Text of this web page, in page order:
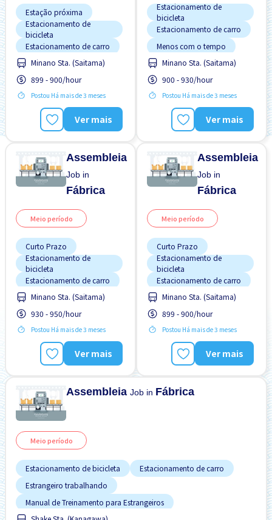
Estação próxima
Estacionamento de
bicicleta
Estacionamento de carro
Mais com o tempo
Preferência por Homens
Sem experiência OK
Turno noturno
Minano Sta. (Saitama)
899 - 900/hour
Postou Há mais de 3 meses
Ver mais
Estacionamento de
bicicleta
Estacionamento de carro
Menos com o tempo
Preferência por Homens
Preferência por Mulheres
Sem experiência OK
Minano Sta. (Saitama)
900 - 930/hour
Postou Há mais de 3 meses
Ver mais
Assembleia
Job in
Fábrica
Meio período
Curto Prazo
Estacionamento de
bicicleta
Estacionamento de carro
FDS & FER desligado
Menos com o tempo
Preferência por Homens
Preferência por Mulheres
Sem experiência OK
Minano Sta. (Saitama)
930 - 950/hour
Postou Há mais de 3 meses
Ver mais
Assembleia
Job in
Fábrica
Meio período
Curto Prazo
Estacionamento de
bicicleta
Estacionamento de carro
Estrangeiro trabalhando
FDS & FER desligado
Preferência por Homens
Preferência por Mulheres
Sem experiência OK
Minano Sta. (Saitama)
899 - 900/hour
Postou Há mais de 3 meses
Ver mais
AssembleiaJob in Fábrica
Meio período
Estacionamento de bicicleta
Estacionamento de carro
Estrangeiro trabalhando
Manual de Treinamento para Estrangeiros